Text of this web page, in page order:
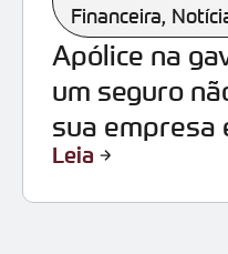
Financeira,
Apólice na
um seguro
sua empresa
Leia